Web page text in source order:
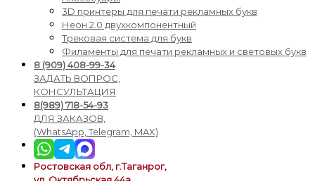
питания,
светодиодные
контроллеры
прожекторы
подсветки
3D принтеры для печати рекламных букв
Неон 2.0 двухкомпонентный
Трековая система для букв
Филаменты для печати рекламных и световых букв
8 (909) 408-99-34
ЗАДАТЬ ВОПРОС,
КОНСУЛЬТАЦИЯ
8(989) 718-54-93
ДЛЯ ЗАКАЗОВ,
(WhatsApp, Telegram, MAX)
Ростовская обл, г.Таганрог,